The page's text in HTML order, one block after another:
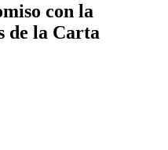
con la
de la Carta